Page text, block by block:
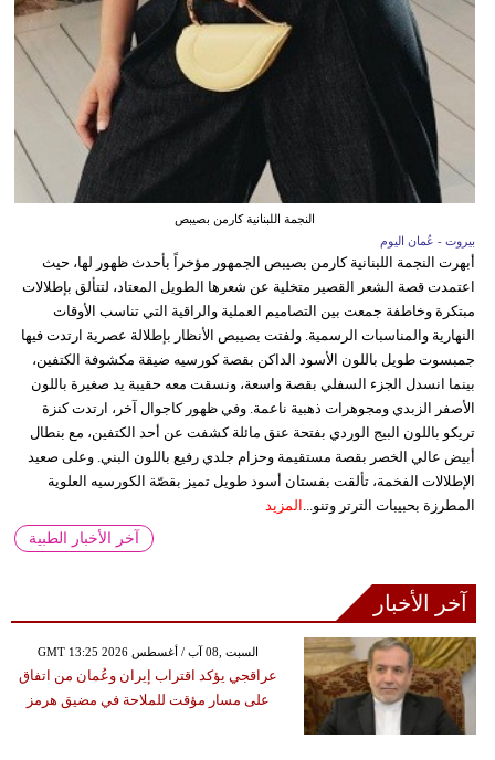
النجمة اللبنانية كارمن بصيبص
بيروت - عُمان اليوم
أبهرت النجمة اللبنانية كارمن بصيبص الجمهور مؤخراً بأحدث ظهور لها، حيث
اعتمدت قصة الشعر القصير متخلية عن شعرها الطويل المعتاد، لتتألق بإطلالات
مبتكرة وخاطفة جمعت بين التصاميم العملية والراقية التي تناسب الأوقات
النهارية والمناسبات الرسمية. ولفتت بصيبص الأنظار بإطلالة عصرية ارتدت فيها
جمبسوت طويل باللون الأسود الداكن بقصة كورسيه ضيقة مكشوفة الكتفين،
بينما انسدل الجزء السفلي بقصة واسعة، ونسقت معه حقيبة يد صغيرة باللون
الأصفر الزبدي ومجوهرات ذهبية ناعمة. وفي ظهور كاجوال آخر، ارتدت كنزة
تريكو باللون البيج الوردي بفتحة عنق مائلة كشفت عن أحد الكتفين، مع بنطال
أبيض عالي الخصر بقصة مستقيمة وحزام جلدي رفيع باللون البني. وعلى صعيد
الإطلالات الفخمة، تألقت بفستان أسود طويل تميز بقصّة الكورسيه العلوية
المطرزة بحبيبات الترتر وتنو... المزيد
آخر الأخبار الطبية
آخر الأخبار
GMT 13:25 2026 السبت ,08 آب / أغسطس
عراقجي يؤكد اقتراب إيران وعُمان من اتفاق
على مسار مؤقت للملاحة في مضيق هرمز